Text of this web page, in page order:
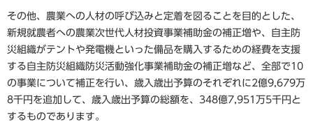
その他、農業への人材の呼び込みと定着を図ることを目的とした、
新規就農者への農業次世代人材投資事業補助金の補正増や、自主防
災組織がテントや発電機といった備品を購入するための経費を支援
する自主防災組織防災活動強化事業補助金の補正増など、全部で10
の事業について補正を行い、歳入歳出予算のそれぞれに2億9,679万
8千円を追加して、歳入歳出予算の総額を、348億7,951万5千円と
するものであります。